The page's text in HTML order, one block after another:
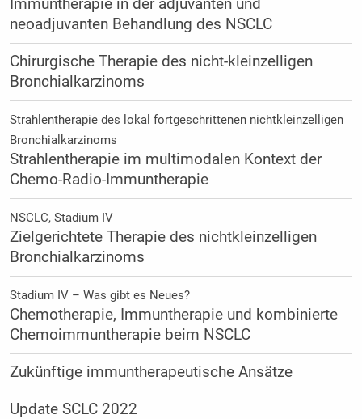
Immuntherapie in der adjuvanten und
neoadjuvanten Behandlung des NSCLC
Chirurgische Therapie des nicht-kleinzelligen
Bronchialkarzinoms
Strahlentherapie des lokal fortgeschrittenen nichtkleinzelligen
Bronchialkarzinoms
Strahlentherapie im multimodalen Kontext der
Chemo-Radio-Immuntherapie
NSCLC, Stadium IV
Zielgerichtete Therapie des nichtkleinzelligen
Bronchialkarzinoms
Stadium IV – Was gibt es Neues?
Chemotherapie, Immuntherapie und kombinierte
Chemoimmuntherapie beim NSCLC
Zukünftige immuntherapeutische Ansätze
Update SCLC 2022